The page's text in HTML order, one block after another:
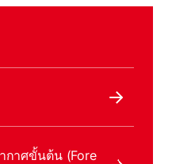
าศขั้นต้น (Fore